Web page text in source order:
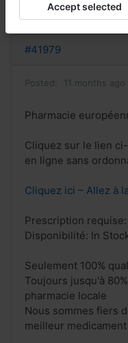
Reply
#41979
Posted: 11 months ago
Pharmacie
Cliquez sur le lien
en ligne sans
Cliquez ici – Allez à
Prescription
Disponibilité: In
Seulement 100%
Toujours jusqu'à
pharmacie locale
Nous sommes fiers
meilleur medicament
Accept selected